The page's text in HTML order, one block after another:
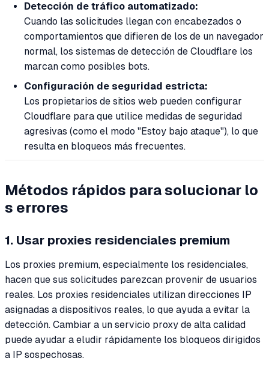
Detección de tráfico automatizado:
Cuando las solicitudes llegan con encabezados o
comportamientos que difieren de los de un navegador
normal, los sistemas de detección de Cloudflare los
marcan como posibles bots.
Configuración de seguridad estricta:
Los propietarios de sitios web pueden configurar
Cloudflare para que utilice medidas de seguridad
agresivas (como el modo "Estoy bajo ataque"), lo que
resulta en bloqueos más frecuentes.
Métodos rápidos para solucionar lo
s errores
1. Usar proxies residenciales premium
Los proxies premium, especialmente los residenciales,
hacen que sus solicitudes parezcan provenir de usuarios
reales. Los proxies residenciales utilizan direcciones IP
asignadas a dispositivos reales, lo que ayuda a evitar la
detección. Cambiar a un servicio proxy de alta calidad
puede ayudar a eludir rápidamente los bloqueos dirigidos
a IP sospechosas.